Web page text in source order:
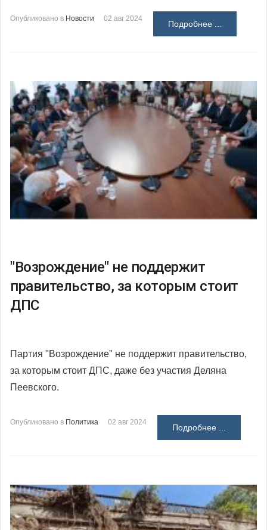
Опубликовано в Новости 02 авг 2024
Подробнее ...
"Возрождение" не поддержит
правительство, за которым стоит
ДПС
Партия "Возрождение" не поддержит правительство,
за которым стоит ДПС, даже без участия Деляна
Пеевского.
Опубликовано в Политика 02 авг 2024
Подробнее ...